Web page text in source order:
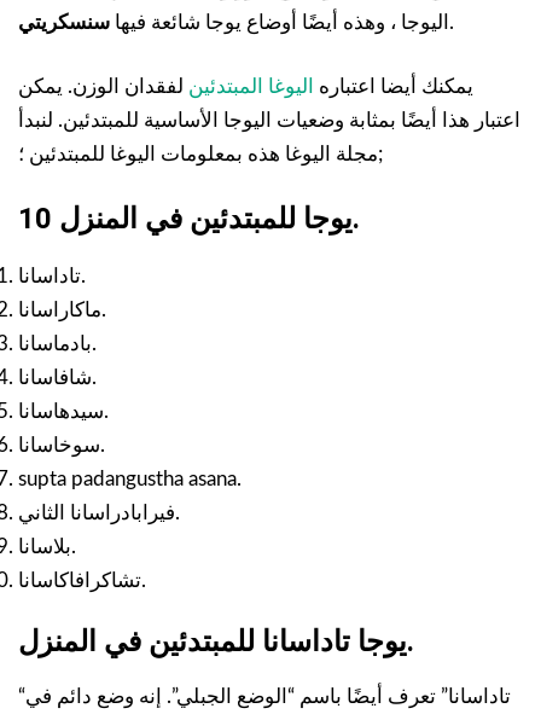
اليوجا ، وهذه أيضًا أوضاع يوجا شائعة فيها سنسكريتي .
يمكنك أيضا اعتباره اليوغا المبتدئين لفقدان الوزن. يمكن
اعتبار هذا أيضًا بمثابة وضعيات اليوجا الأساسية للمبتدئين. لنبدأ
مجلة اليوغا هذه بمعلومات اليوغا للمبتدئين ؛;
10 يوجا للمبتدئين في المنزل.
تاداسانا.
ماكاراسانا.
بادماسانا.
شافاسانا.
سيدهاسانا.
سوخاسانا.
supta padangustha asana.
فيرابادراسانا الثاني.
بلاسانا.
تشاكرافاكاسانا.
يوجا تاداسانا للمبتدئين في المنزل.
“تاداسانا” تعرف أيضًا باسم “الوضع الجبلي”. إنه وضع دائم في